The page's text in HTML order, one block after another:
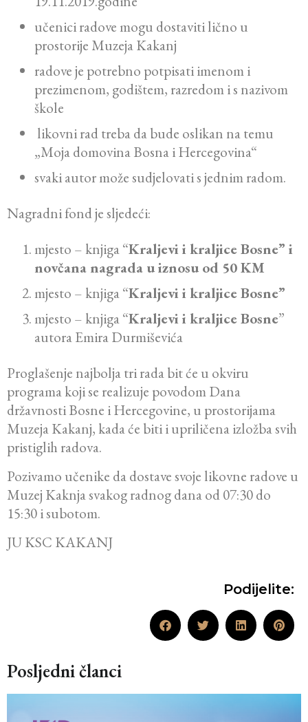
učenici radove mogu dostaviti lično u
prostorije Muzeja Kakanj
radove je potrebno potpisati imenom i
prezimenom, godištem, razredom i s nazivom
škole
likovni rad treba da bude oslikan na temu
„Moja domovina Bosna i Hercegovina“
svaki autor može sudjelovati s jednim radom.
Nagradni fond je sljedeći:
mjesto – knjiga “Kraljevi i kraljice Bosne” i
novčana nagrada u iznosu od 50 KM
mjesto – knjiga “Kraljevi i kraljice Bosne”
mjesto – knjiga “Kraljevi i kraljice Bosne”
autora Emira Durmiševića
Proglašenje najbolja tri rada bit će u okviru
programa koji se realizuje povodom Dana
državnosti Bosne i Hercegovine, u prostorijama
Muzeja Kakanj, kada će biti i upriličena izložba svih
pristiglih radova.
Pozivamo učenike da dostave svoje likovne radove u
Muzej Kaknja svakog radnog dana od 07:30 do
15:30 i subotom.
JU KSC KAKANJ
Podijelite:
Posljedni članci